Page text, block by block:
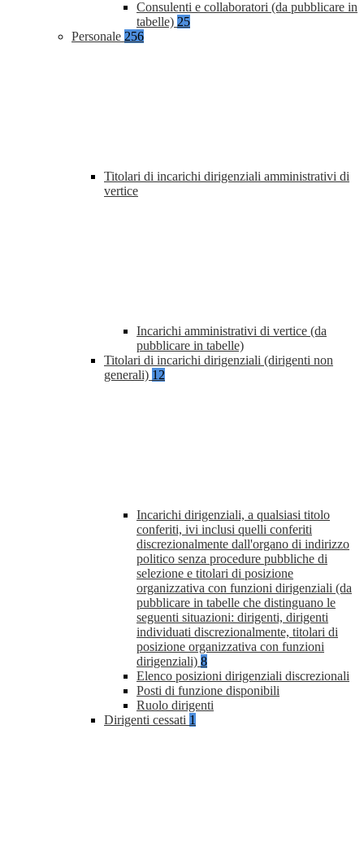
Consulenti e collaboratori (da pubblicare in
tabelle) 25
Personale 256
Titolari di incarichi dirigenziali amministrativi di
vertice
Incarichi amministrativi di vertice (da
pubblicare in tabelle)
Titolari di incarichi dirigenziali (dirigenti non
generali) 12
Incarichi dirigenziali, a qualsiasi titolo
conferiti, ivi inclusi quelli conferiti
discrezionalmente dall'organo di indirizzo
politico senza procedure pubbliche di
selezione e titolari di posizione
organizzativa con funzioni dirigenziali (da
pubblicare in tabelle che distinguano le
seguenti situazioni: dirigenti, dirigenti
individuati discrezionalmente, titolari di
posizione organizzativa con funzioni
dirigenziali) 8
Elenco posizioni dirigenziali discrezionali
Posti di funzione disponibili
Ruolo dirigenti
Dirigenti cessati 1